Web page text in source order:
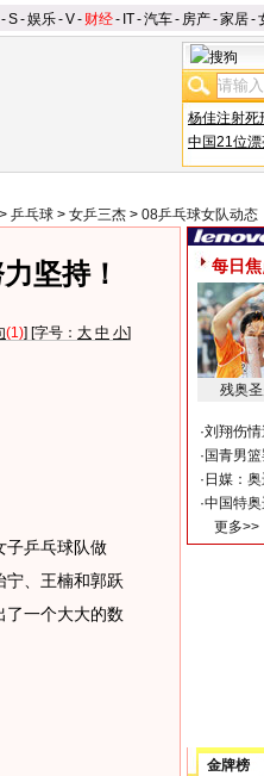
-S-娱乐-V- 财经- IT-汽车- 房产-家居-
杨佳注射死
中国21位
> 乒乓球 > 女乒三杰 > 08乒乓球女队动态
坚持！
(1)] [字号： 大 中 小]
乒乓球队做
宁、王楠和郭跃
了一个大大的数
每日
残奥
·刘翔伤
· 国青男
· 日媒：
·中国特
更多>>
金牌榜